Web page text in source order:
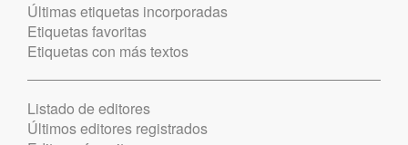
Últimas etiquetas incorporadas
Etiquetas favoritas
Etiquetas con más textos
Listado de editores
Últimos editores registrados